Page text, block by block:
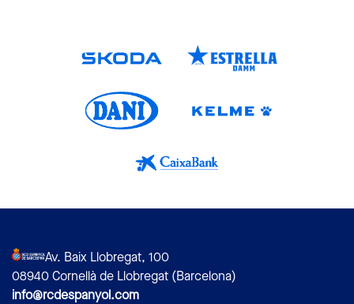
Av. Baix Llobregat, 100
08940 Cornellà de Llobregat (Barcelona)
info@rcdespanyol.com